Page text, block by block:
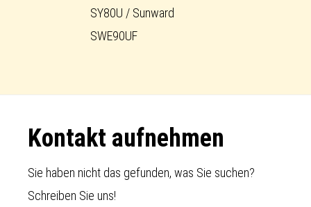
SY80U / Sunward
SWE90UF
Footer
Kontakt aufnehmen
Sie haben nicht das gefunden, was Sie suchen?
Schreiben Sie uns!